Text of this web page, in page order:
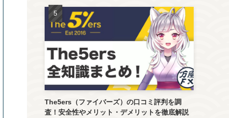
The5ers（ファイバーズ）の口コミ評判を調
査！安全性やメリット・デメリットを徹底解説